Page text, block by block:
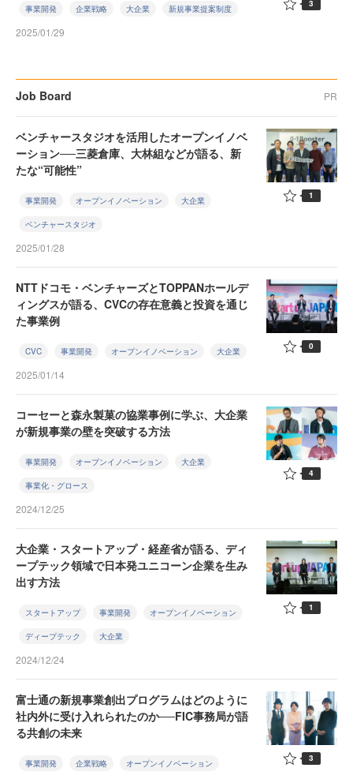
事業開発 企業戦略 大企業 新規事業提案制度
2025/01/29
3
Job Board PR
ベンチャースタジオを活用したオープンイノベ
ーション──三菱倉庫、大林組などが語る、新
たな“可能性”
事業開発 オープンイノベーション 大企業
ベンチャースタジオ
2025/01/28
1
NTTドコモ・ベンチャーズとTOPPANホールデ
ィングスが語る、CVCの存在意義と投資を通じ
た事業例
CVC 事業開発 オープンイノベーション 大企業
2025/01/14
0
コーセーと森永製菓の協業事例に学ぶ、大企業
が新規事業の壁を突破する方法
事業開発 オープンイノベーション 大企業
事業化・グロース
2024/12/25
4
大企業・スタートアップ・経産省が語る、ディ
ープテック領域で日本発ユニコーン企業を生み
出す方法
スタートアップ 事業開発 オープンイノベーション
ディープテック 大企業
2024/12/24
1
富士通の新規事業創出プログラムはどのように
社内外に受け入れられたのか──FIC事務局が語
る共創の未来
事業開発 企業戦略 オープンイノベーション 3